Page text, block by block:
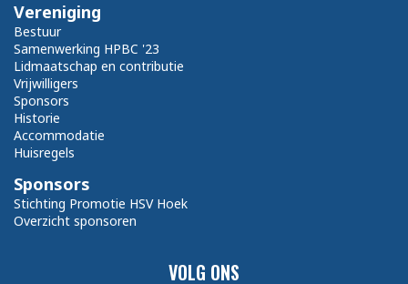
VOLG ONS
Vereniging
Bestuur
Samenwerking HPBC '23
Lidmaatschap en contributie
Vrijwilligers
Sponsors
Historie
Accommodatie
Huisregels
Sponsors
Stichting Promotie HSV Hoek
Overzicht sponsoren